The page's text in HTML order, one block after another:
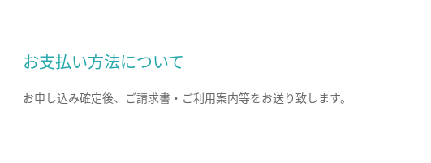
お支払い方法について
お申し込み確定後、ご請求書・ご利用案内等をお送り致します。